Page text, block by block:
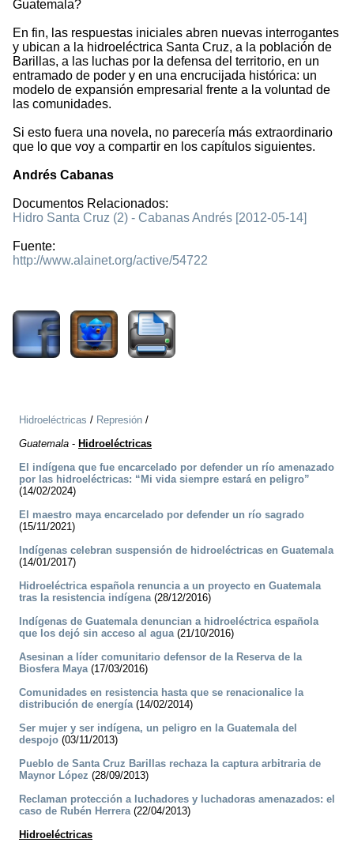
Guatemala?
En fin, las respuestas iniciales abren nuevas interrogantes
y ubican a la hidroeléctrica Santa Cruz, a la población de
Barillas, a las luchas por la defensa del territorio, en un
entramado de poder y en una encrucijada histórica: un
modelo de expansión empresarial frente a la voluntad de
las comunidades.
Si esto fuera una novela, no parecería más extraordinario
que lo que voy a compartir en los capítulos siguientes.
Andrés Cabanas
Documentos Relacionados:
Hidro Santa Cruz (2) - Cabanas Andrés [2012-05-14]
Fuente:
http://www.alainet.org/active/54722
Hidroeléctricas / Represión /
Guatemala - Hidroeléctricas
El indígena que fue encarcelado por defender un río amenazado
por las hidroeléctricas: “Mi vida siempre estará en peligro”
(14/02/2024)
El maestro maya encarcelado por defender un río sagrado
(15/11/2021)
Indígenas celebran suspensión de hidroeléctricas en Guatemala
(14/01/2017)
Hidroeléctrica española renuncia a un proyecto en Guatemala
tras la resistencia indígena(28/12/2016)
Indígenas de Guatemala denuncian a hidroeléctrica española
que los dejó sin acceso al agua(21/10/2016)
Asesinan a líder comunitario defensor de la Reserva de la
Biosfera Maya(17/03/2016)
Comunidades en resistencia hasta que se renacionalice la
distribución de energía(14/02/2014)
Ser mujer y ser indígena, un peligro en la Guatemala del
despojo (03/11/2013)
Pueblo de Santa Cruz Barillas rechaza la captura arbitraria de
Maynor López (28/09/2013)
Reclaman protección a luchadores y luchadoras amenazados: el
caso de Rubén Herrera(22/04/2013)
Hidroeléctricas